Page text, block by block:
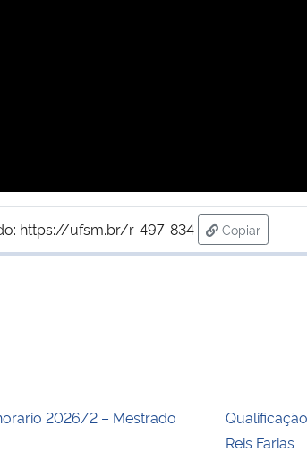
https://ufsm.br/r-497-834
Copiar
para área
2026/2 – Mestrado
Reis Farias